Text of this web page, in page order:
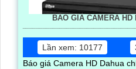
BÁO GIÁ CAMERA HD
Lần xem: 10177
Báo giá Camera HD Dahua